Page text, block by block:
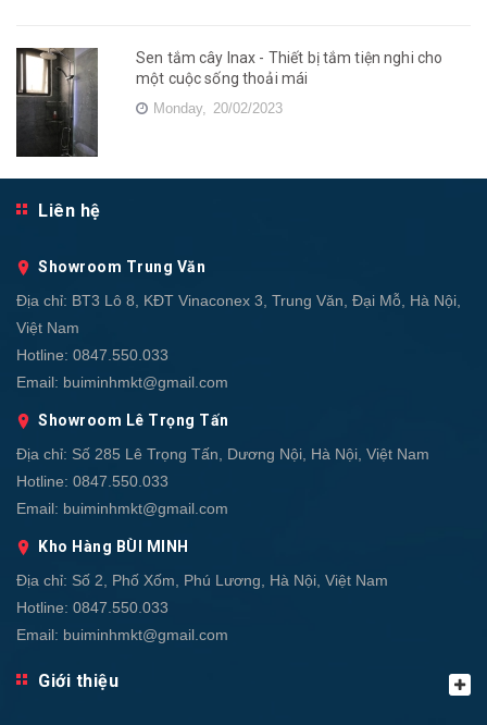
Sen tắm cây Inax - Thiết bị tắm tiện nghi cho
một cuộc sống thoải mái
Monday, 20/02/2023
Liên hệ
Showroom Trung Văn
Địa chỉ: BT3 Lô 8, KĐT Vinaconex 3, Trung Văn, Đại Mỗ, Hà Nội,
Việt Nam
Hotline: 0847.550.033
Email: buiminhmkt@gmail.com
Showroom Lê Trọng Tấn
Địa chỉ: Số 285 Lê Trọng Tấn, Dương Nội, Hà Nội, Việt Nam
Hotline: 0847.550.033
Email: buiminhmkt@gmail.com
Kho Hàng BÙI MINH
Địa chỉ: Số 2, Phố Xốm, Phú Lương, Hà Nội, Việt Nam
Hotline: 0847.550.033
Email: buiminhmkt@gmail.com
Giới thiệu